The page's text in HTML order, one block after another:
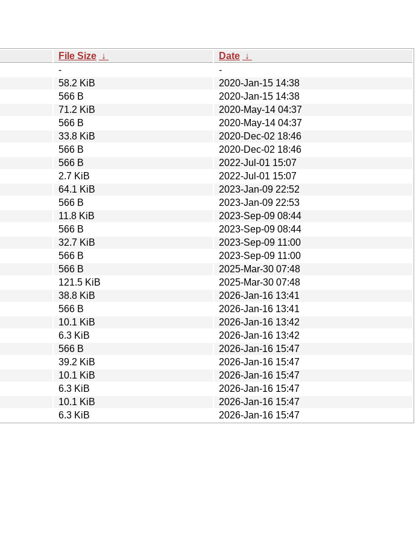
File Size ↓ Date ↓
-
-
58.2 KiB
2020-Jan-15 14:38
566 B
2020-Jan-15 14:38
71.2 KiB
2020-May-14 04:37
566 B
2020-May-14 04:37
33.8 KiB
2020-Dec-02 18:46
566 B
2020-Dec-02 18:46
566 B
2022-Jul-01 15:07
2.7 KiB
2022-Jul-01 15:07
64.1 KiB
2023-Jan-09 22:52
566 B
2023-Jan-09 22:53
11.8 KiB
2023-Sep-09 08:44
566 B
2023-Sep-09 08:44
32.7 KiB
2023-Sep-09 11:00
566 B
2023-Sep-09 11:00
566 B
2025-Mar-30 07:48
121.5 KiB
2025-Mar-30 07:48
38.8 KiB
2026-Jan-16 13:41
566 B
2026-Jan-16 13:41
10.1 KiB
2026-Jan-16 13:42
6.3 KiB
2026-Jan-16 13:42
566 B
2026-Jan-16 15:47
39.2 KiB
2026-Jan-16 15:47
10.1 KiB
2026-Jan-16 15:47
6.3 KiB
2026-Jan-16 15:47
10.1 KiB
2026-Jan-16 15:47
6.3 KiB 2026-Jan-16 15:47